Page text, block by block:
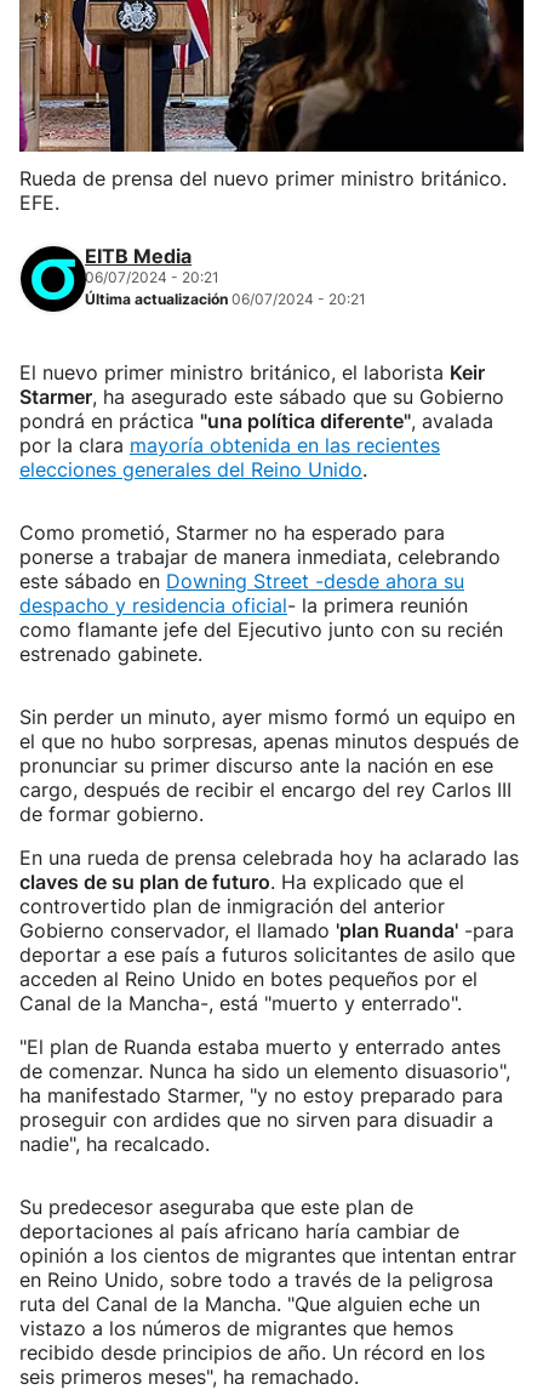
Rueda de prensa del nuevo primer ministro británico.
EFE.
EITB Media
06/07/2024 - 20:21
Última actualización 06/07/2024 - 20:21
El nuevo primer ministro británico, el laborista Keir
Starmer, ha asegurado este sábado que su Gobierno
pondrá en práctica "una política diferente", avalada
por la clara mayoría obtenida en las recientes
elecciones generales del Reino Unido.
Como prometió, Starmer no ha esperado para
ponerse a trabajar de manera inmediata, celebrando
este sábado en Downing Street -desde ahora su
despacho y residencia oficial- la primera reunión
como flamante jefe del Ejecutivo junto con su recién
estrenado gabinete.
Sin perder un minuto, ayer mismo formó un equipo en
el que no hubo sorpresas, apenas minutos después de
pronunciar su primer discurso ante la nación en ese
cargo, después de recibir el encargo del rey Carlos III
de formar gobierno.
En una rueda de prensa celebrada hoy ha aclarado las
claves de su plan de futuro. Ha explicado que el
controvertido plan de inmigración del anterior
Gobierno conservador, el llamado 'plan Ruanda' -para
deportar a ese país a futuros solicitantes de asilo que
acceden al Reino Unido en botes pequeños por el
Canal de la Mancha-, está "muerto y enterrado".
"El plan de Ruanda estaba muerto y enterrado antes
de comenzar. Nunca ha sido un elemento disuasorio",
ha manifestado Starmer, "y no estoy preparado para
proseguir con ardides que no sirven para disuadir a
nadie", ha recalcado.
Su predecesor aseguraba que este plan de
deportaciones al país africano haría cambiar de
opinión a los cientos de migrantes que intentan entrar
en Reino Unido, sobre todo a través de la peligrosa
ruta del Canal de la Mancha. "Que alguien eche un
vistazo a los números de migrantes que hemos
recibido desde principios de año. Un récord en los
seis primeros meses", ha remachado.